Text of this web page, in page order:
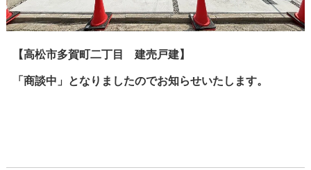
【高松市多賀町二丁目 建売戸建】
「商談中」となりましたのでお知らせいたします。